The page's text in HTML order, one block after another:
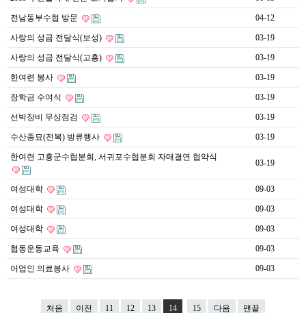
전남동부수협 방문 04-12
사랑의 성금 전달식(보성) 03-19
사랑의 성금 전달식(고흥) 03-19
한여련 봉사 03-19
장학금 수여식 03-19
선박장비 무상점검 03-19
수산종묘(전복) 방류행사 03-19
한여련 고흥군수협분회, 서귀포수협분회 자매결연 협약식
03-19
여성대학 09-03
여성대학 09-03
여성대학 09-03
협동운동교육 09-03
어업인 의료봉사 09-03
처음 이전 11 12 13 14 15 다음 맨끝